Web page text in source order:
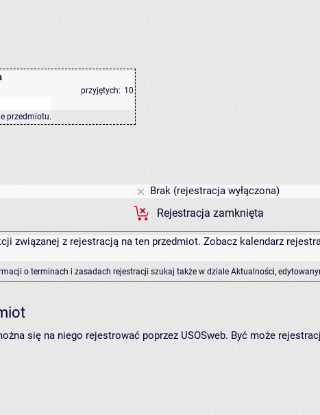
przyjętych: 10
przedmiotu.
Brak (rejestracja wyłączona)
Rejestracja zamknięta
związanej z rejestracją na ten przedmiot. Zobacz kalendarz
o terminach i zasadach rejestracji szukaj także w dziale Aktualności,
się na niego rejestrować poprzez USOSweb. Być może